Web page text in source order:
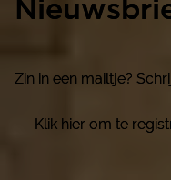
Zin in een mailtje?
Klik hier om te
Zin in een mailtje?
Klik hier om te